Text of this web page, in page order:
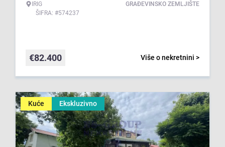
IRIG
ŠIFRA: #574237
GRAĐEVINSKO ZEMLJIŠTE
Više o nekretnini >
€82.400
Kuće Ekskluzivno